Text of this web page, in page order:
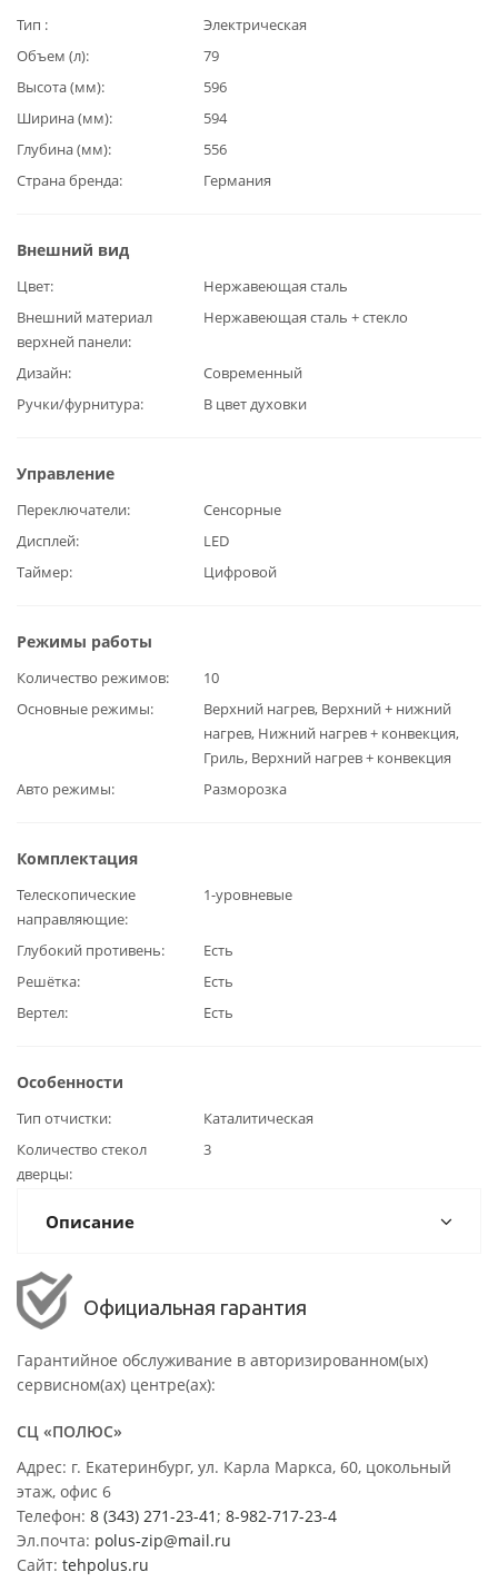
Тип
Электрическая
Объем (л)
79
Высота (мм)
596
Ширина (мм)
594
Глубина (мм)
556
Страна бренда
Германия
Внешний вид
Цвет
Нержавеющая сталь
Внешний материал
верхней панели
Нержавеющая сталь + стекло
Дизайн
Современный
Ручки/фурнитура
В цвет духовки
Управление
Переключатели
Сенсорные
Дисплей
LED
Таймер
Цифровой
Режимы работы
Количество режимов
10
Основные режимы
Верхний нагрев, Верхний + нижний
нагрев, Нижний нагрев + конвекция,
Гриль, Верхний нагрев + конвекция
Авто режимы
Разморозка
Комплектация
Телескопические
направляющие
1-уровневые
Глубокий противень
Есть
Решётка
Есть
Вертел
Есть
Особенности
Тип отчистки
Каталитическая
Количество стекол
дверцы
3
Описание
Официальная гарантия
Гарантийное обслуживание в авторизированном(ых)
сервисном(ах) центре(ах):
СЦ «ПОЛЮС»
Адрес: г. Екатеринбург, ул. Карла Маркса, 60, цокольный
этаж, офис 6
Телефон: 8 (343) 271-23-41 ; 8-982-717-23-4
Эл.почта: polus-zip@mail.ru
Сайт: tehpolus.ru